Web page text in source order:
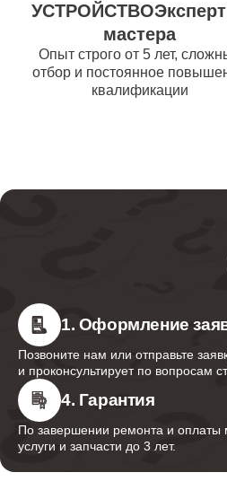
мастера
Опыт строго от 5 лет,
отбор и постоянное
квалификации
1. Оформление
Позвоните нам или отправьте
и проконсультирует по вопросам
4. Гарантия
По завершении ремонта и
услуги и запчасти до 3 лет.